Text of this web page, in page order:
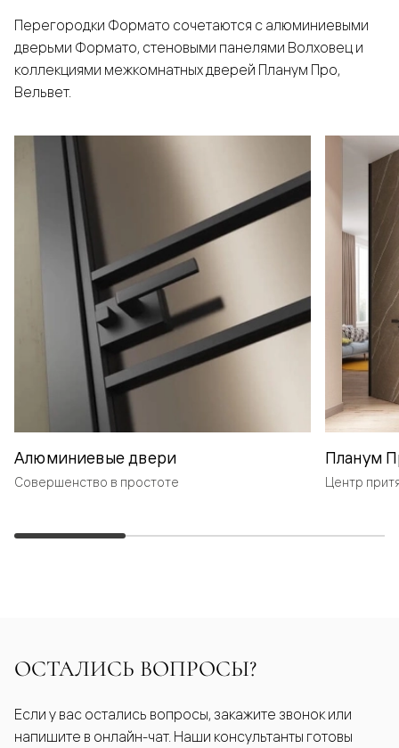
Перегородки Формато сочетаются с алюминиевыми
дверьми Формато, стеновыми панелями Волховец и
коллекциями межкомнатных дверей Планум Про,
Вельвет.
Алюминиевые двери
Совершенство в простоте
Планум
Центр
ОСТАЛИСЬ ВОПРОСЫ?
Если у вас остались вопросы, закажите звонок или
напишите в онлайн-чат. Наши консультанты готовы